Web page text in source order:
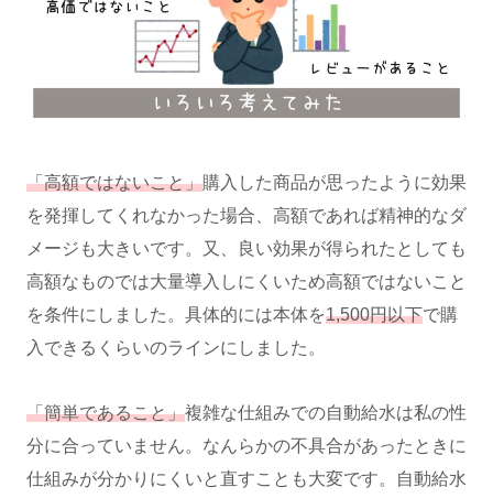
「高額ではないこと」購入した商品が思ったように効果
を発揮してくれなかった場合、高額であれば精神的なダ
メージも大きいです。又、良い効果が得られたとしても
高額なものでは大量導入しにくいため高額ではないこと
を条件にしました。具体的には本体を1,500円以下で購
入できるくらいのラインにしました。
「簡単であること」複雑な仕組みでの自動給水は私の性
分に合っていません。なんらかの不具合があったときに
仕組みが分かりにくいと直すことも大変です。自動給水